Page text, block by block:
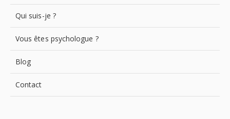
Qui suis-je ?
Vous êtes psychologue ?
Blog
Contact